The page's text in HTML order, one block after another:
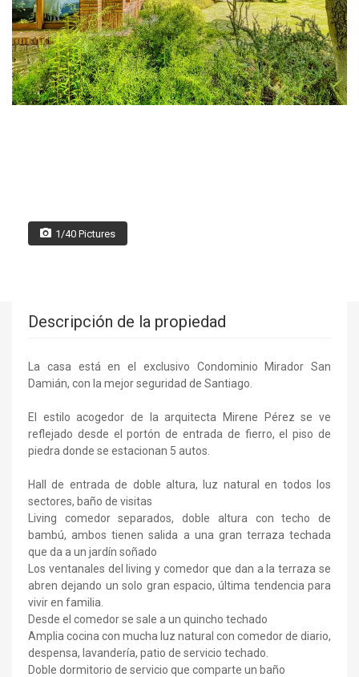
1/40 Pictures
Descripción de la propiedad
La casa está en el exclusivo Condominio Mirador San
Damián, con la mejor seguridad de Santiago.
El estilo acogedor de la arquitecta Mirene Pérez se ve
reflejado desde el portón de entrada de fierro, el piso de
piedra donde se estacionan 5 autos.
Hall de entrada de doble altura, luz natural en todos los
sectores, baño de visitas
Living comedor separados, doble altura con techo de
bambú, ambos tienen salida a una gran terraza techada
que da a un jardín soñado
Los ventanales del living y comedor que dan a la terraza se
abren dejando un solo gran espacio, última tendencia para
vivir en familia.
Desde el comedor se sale a un quincho techado
Amplia cocina con mucha luz natural con comedor de diario,
despensa, lavandería, patio de servicio techado.
Doble dormitorio de servicio que comparte un baño